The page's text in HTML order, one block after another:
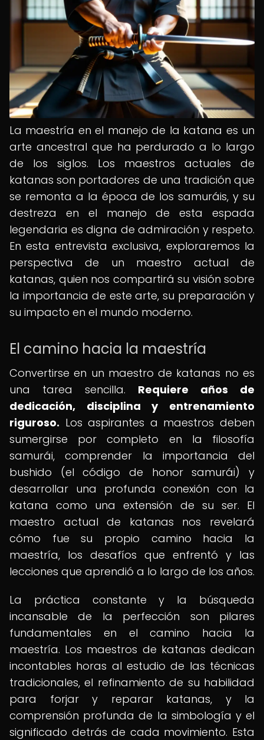
La maestría en el manejo de la katana es un
arte ancestral que ha perdurado a lo largo
de los siglos. Los maestros actuales de
katanas son portadores de una tradición que
se remonta a la época de los samuráis, y su
destreza en el manejo de esta espada
legendaria es digna de admiración y respeto.
En esta entrevista exclusiva, exploraremos la
perspectiva de un maestro actual de
katanas, quien nos compartirá su visión sobre
la importancia de este arte, su preparación y
su impacto en el mundo moderno.
El camino hacia la maestría
Convertirse en un maestro de katanas no es
una tarea sencilla. Requiere años de
dedicación, disciplina y entrenamiento
riguroso. Los aspirantes a maestros deben
sumergirse por completo en la filosofía
samurái, comprender la importancia del
bushido (el código de honor samurái) y
desarrollar una profunda conexión con la
katana como una extensión de su ser. El
maestro actual de katanas nos revelará
cómo fue su propio camino hacia la
maestría, los desafíos que enfrentó y las
lecciones que aprendió a lo largo de los años.
La práctica constante y la búsqueda
incansable de la perfección son pilares
fundamentales en el camino hacia la
maestría. Los maestros de katanas dedican
incontables horas al estudio de las técnicas
tradicionales, el refinamiento de su habilidad
para forjar y reparar katanas, y la
comprensión profunda de la simbología y el
significado detrás de cada movimiento. Esta